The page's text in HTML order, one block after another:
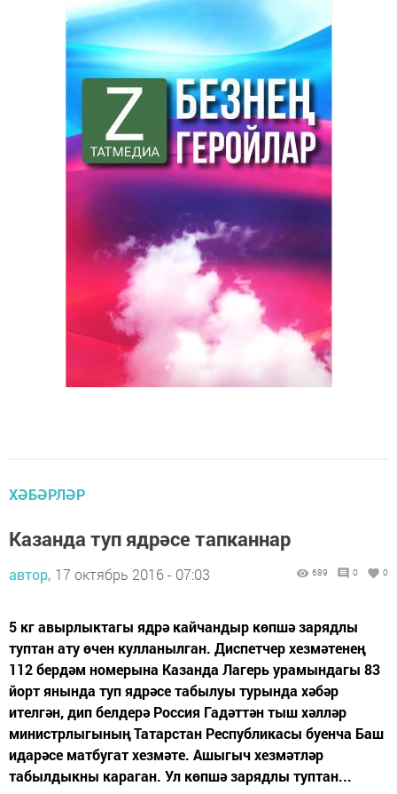
ХӘБӘРЛӘР
Казанда туп ядрәсе тапканнар
автор, 17 октябрь 2016 - 07:03 689 0 0
5 кг авырлыктагы ядрә кайчандыр көпшә зарядлы
туптан ату өчен кулланылган. Диспетчер хезмәтенең
112 бердәм номерына Казанда Лагерь урамындагы 83
йорт янында туп ядрәсе табылуы турында хәбәр
ителгән, дип белдерә Россия Гадәттән тыш хәлләр
министрлыгының Татарстан Республикасы буенча Баш
идарәсе матбугат хезмәте. Ашыгыч хезмәтләр
табылдыкны караган. Ул көпшә зарядлы туптан...